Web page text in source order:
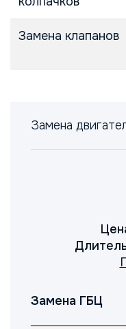
Замена клапанов
Замена
Замена ГБЦ